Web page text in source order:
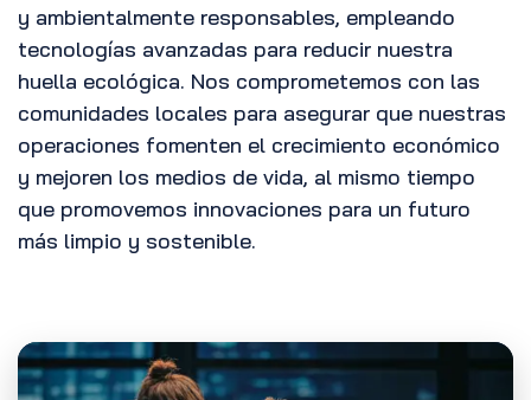
y ambientalmente responsables, empleando
tecnologías avanzadas para reducir nuestra
huella ecológica. Nos comprometemos con las
comunidades locales para asegurar que nuestras
operaciones fomenten el crecimiento económico
y mejoren los medios de vida, al mismo tiempo
que promovemos innovaciones para un futuro
más limpio y sostenible.